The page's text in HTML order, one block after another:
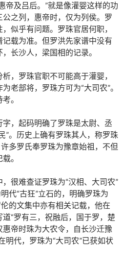
帝及吕后。”就是像灌婴这样的功
之列，惠帝时，仅为列侯。罗
似乎有问题。罗珠官居何职，
记载为准。但罗洪先家谱中没有
长沙人，梁国相的记录。
，罗珠官职不可能高于灌婴，
老部将，罗珠方可为“大司农”。
。
，起码明确了罗珠是太尉、丞
”。历史上确有罗珠其人，称罗珠
多罗氏奉罗珠为豫章始祖，不但
。
很难查证罗珠为“汉相、大司农”
代“古狂”立石的，明确罗珠为
的文集中亦有相关记载，他在
道“罗有三，祝融后，国于罗，楚
帝时珠为大农令，自长沙迁豫
明代，罗珠为“大司农”已获如状